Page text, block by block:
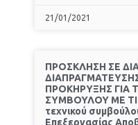
21/01/2021
ΠΡΟΣΚΛΗΣΗ ΣΕ
ΠΡΟΚΗΡΥΞΗΣ ΓΙΑ
ΣΥΜΒΟΥΛΟΥ ΜΕ
τεχνικού
Επεξεργασίας